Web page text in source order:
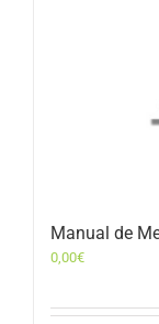
Manual de
0,00€